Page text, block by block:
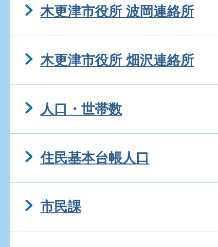
木更津市役所 波岡連絡所
木更津市役所 畑沢連絡所
人口・世帯数
住民基本台帳人口
市民課